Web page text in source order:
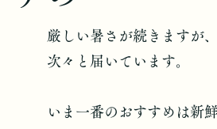
厳しい暑さが続きますが
次々と届いています。
いま一番のおすすめは新